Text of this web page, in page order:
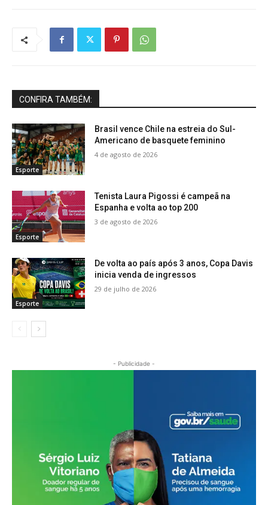
CONFIRA TAMBÉM:
Esporte
Brasil vence Chile na estreia do Sul-
Americano de basquete feminino
4 de agosto de 2026
Esporte
Tenista Laura Pigossi é campeã na
Espanha e volta ao top 200
3 de agosto de 2026
Esporte
De volta ao país após 3 anos, Copa Davis
inicia venda de ingressos
29 de julho de 2026
- Publicidade -